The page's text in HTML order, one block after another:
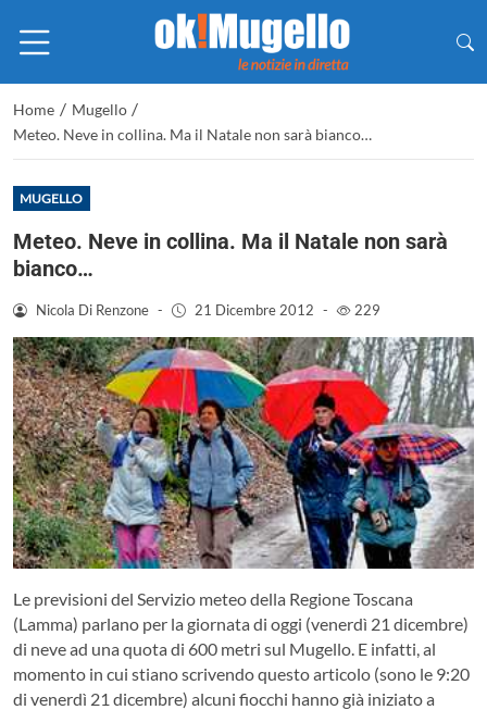
Home / Mugello /
Meteo. Neve in collina. Ma il Natale non sarà bianco…
MUGELLO
Meteo. Neve in collina. Ma il Natale non sarà
bianco…
Nicola Di Renzone - 21 Dicembre 2012 - 229
Le previsioni del Servizio meteo della Regione Toscana
(Lamma) parlano per la giornata di oggi (venerdì 21 dicembre)
di neve ad una quota di 600 metri sul Mugello. E infatti, al
momento in cui stiano scrivendo questo articolo (sono le 9:20
di venerdì 21 dicembre) alcuni fiocchi hanno già iniziato a